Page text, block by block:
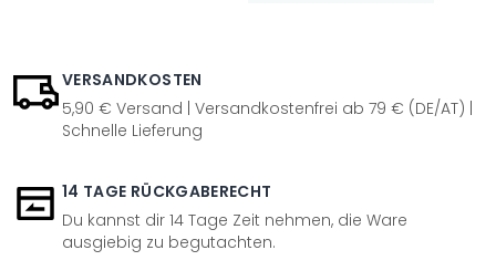
VERSANDKOSTEN
5,90 € Versand | Versandkostenfrei ab 79 € (DE/AT) |
Schnelle Lieferung
14 TAGE RÜCKGABERECHT
Du kannst dir 14 Tage Zeit nehmen, die Ware
ausgiebig zu begutachten.